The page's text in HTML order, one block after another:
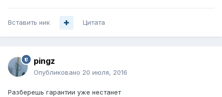
Вставить ник Цитата
pingz
Опубликовано 20 июля, 2016
Разберешь гарантии уже нестанет